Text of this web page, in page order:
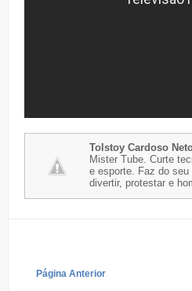
Tolstoy Cardoso
Mister Tube. Curte
e esporte. Faz do seu
divertir, protestar e
Página Anterior